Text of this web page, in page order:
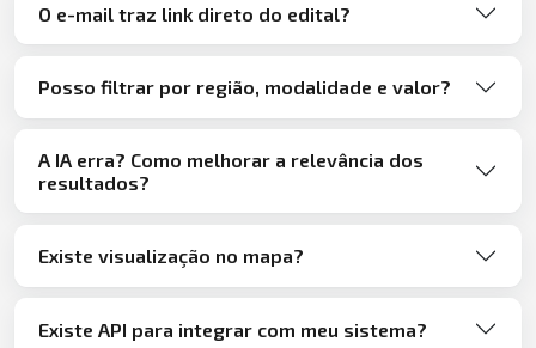
O e-mail traz link direto do edital?
Posso filtrar por região, modalidade e valor?
A IA erra? Como melhorar a relevância dos
resultados?
Existe visualização no mapa?
Existe API para integrar com meu sistema?